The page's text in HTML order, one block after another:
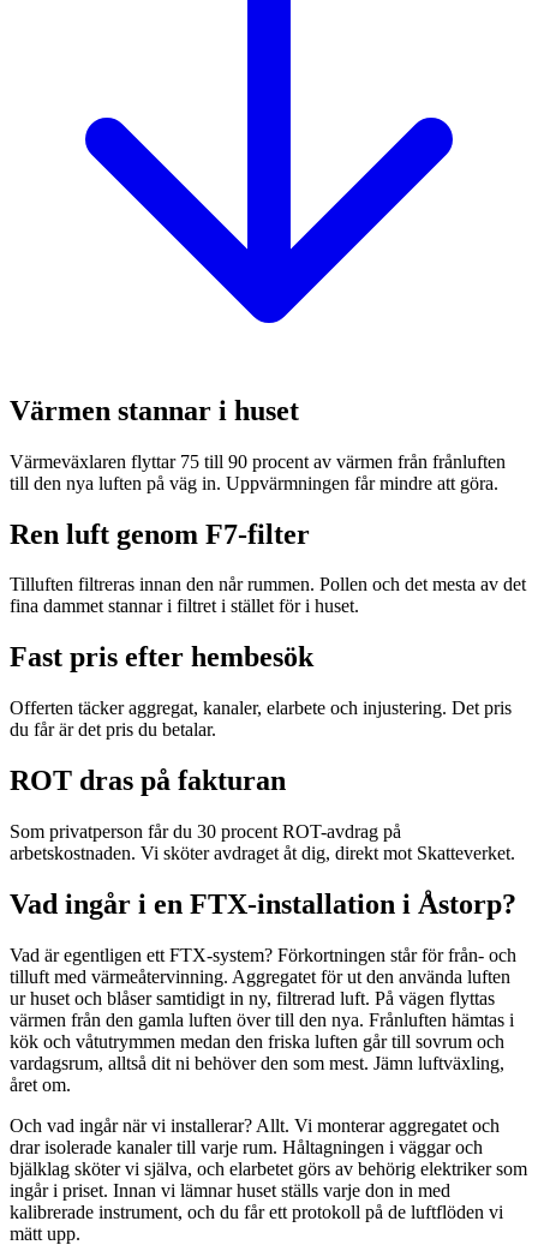
Värmen stannar i huset
Värmeväxlaren flyttar 75 till 90 procent av värmen från frånluften
till den nya luften på väg in. Uppvärmningen får mindre att göra.
Ren luft genom F7-filter
Tilluften filtreras innan den når rummen. Pollen och det mesta av det
fina dammet stannar i filtret i stället för i huset.
Fast pris efter hembesök
Offerten täcker aggregat, kanaler, elarbete och injustering. Det pris
du får är det pris du betalar.
ROT dras på fakturan
Som privatperson får du 30 procent ROT-avdrag på
arbetskostnaden. Vi sköter avdraget åt dig, direkt mot Skatteverket.
Vad ingår i en FTX-installation i Åstorp?
Vad är egentligen ett FTX-system? Förkortningen står för från- och
tilluft med värmeåtervinning. Aggregatet för ut den använda luften
ur huset och blåser samtidigt in ny, filtrerad luft. På vägen flyttas
värmen från den gamla luften över till den nya. Frånluften hämtas i
kök och våtutrymmen medan den friska luften går till sovrum och
vardagsrum, alltså dit ni behöver den som mest. Jämn luftväxling,
året om.
Och vad ingår när vi installerar? Allt. Vi monterar aggregatet och
drar isolerade kanaler till varje rum. Håltagningen i väggar och
bjälklag sköter vi själva, och elarbetet görs av behörig elektriker som
ingår i priset. Innan vi lämnar huset ställs varje don in med
kalibrerade instrument, och du får ett protokoll på de luftflöden vi
mätt upp.